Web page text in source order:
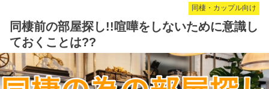
同棲・カップル向け
同棲前の部屋探し!!喧嘩をしないために意識し
ておくことは??